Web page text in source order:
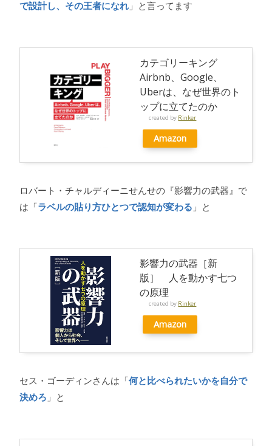
で設計し、その王者になれ 」と言ってます
カテゴリーキング
Airbnb、Google、
Uberは、なぜ世界のト
ップに立てたのか
created by Rinker
Amazon
ロバート・チャルディーニせんせの『影響力の武器』で
は「ラベルの貼り方ひとつで認知が変わる 」と
影響力の武器［新
版］ 人を動かす七つ
の原理
created by Rinker
Amazon
セス・ゴーディンさんは「何と比べられたいかを自分で
決めろ 」と